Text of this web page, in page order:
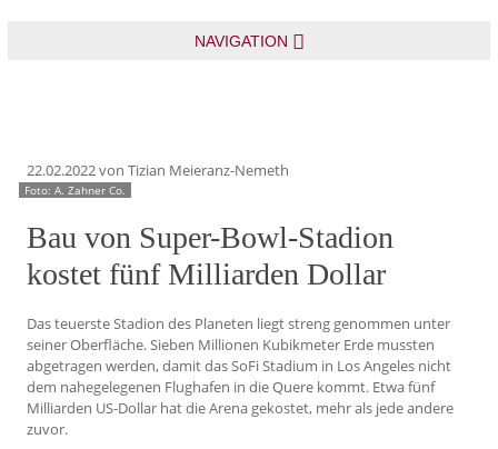
NAVIGATION
22.02.2022von Tizian Meieranz-Nemeth
Foto: A. Zahner Co.
Bau von Super-Bowl-Stadion
kostet fünf Milliarden Dollar
Das teuerste Stadion des Planeten liegt streng genommen unter
seiner Oberfläche. Sieben Millionen Kubikmeter Erde mussten
abgetragen werden, damit das SoFi Stadium in Los Angeles nicht
dem nahegelegenen Flughafen in die Quere kommt. Etwa fünf
Milliarden US-Dollar hat die Arena gekostet, mehr als jede andere
zuvor.